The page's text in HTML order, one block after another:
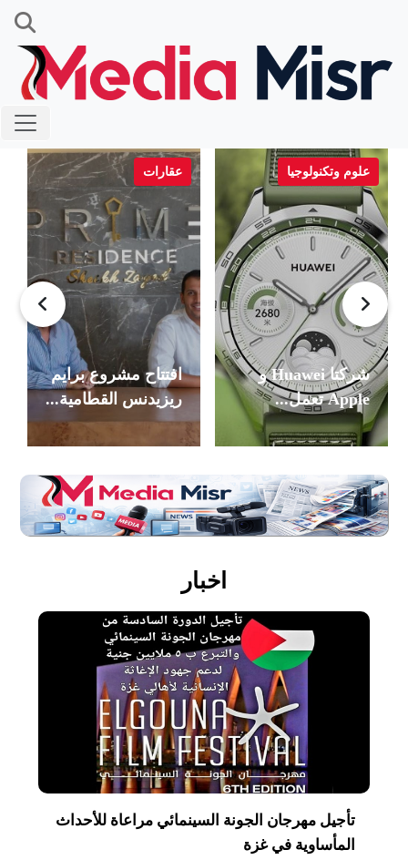
علوم وتكنولوجيا
شركتا Huawei و
Apple تعمل...
عقارات
افتتاح مشروع برايم
ريزيدنس القطامية...
اخبار
تأجيل مهرجان الجونة السينمائي مراعاة للأحداث
المأساوية في غزة